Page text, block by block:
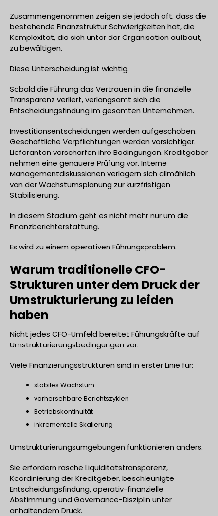
Zusammengenommen zeigen sie jedoch oft, dass die
bestehende Finanzstruktur Schwierigkeiten hat, die
Komplexität, die sich unter der Organisation aufbaut,
zu bewältigen.
Diese Unterscheidung ist wichtig.
Sobald die Führung das Vertrauen in die finanzielle
Transparenz verliert, verlangsamt sich die
Entscheidungsfindung im gesamten Unternehmen.
Investitionsentscheidungen werden aufgeschoben.
Geschäftliche Verpflichtungen werden vorsichtiger.
Lieferanten verschärfen ihre Bedingungen. Kreditgeber
nehmen eine genauere Prüfung vor. Interne
Managementdiskussionen verlagern sich allmählich
von der Wachstumsplanung zur kurzfristigen
Stabilisierung.
In diesem Stadium geht es nicht mehr nur um die
Finanzberichterstattung.
Es wird zu einem operativen Führungsproblem.
Warum traditionelle CFO-
Strukturen unter dem Druck der
Umstrukturierung zu leiden
haben
Nicht jedes CFO-Umfeld bereitet Führungskräfte auf
Umstrukturierungsbedingungen vor.
Viele Finanzierungsstrukturen sind in erster Linie für:
stabiles Wachstum
vorhersehbare Berichtszyklen
Betriebskontinuität
inkrementelle Skalierung
Umstrukturierungsumgebungen funktionieren anders.
Sie erfordern rasche Liquiditätstransparenz,
Koordinierung der Kreditgeber, beschleunigte
Entscheidungsfindung, operativ-finanzielle
Abstimmung und Governance-Disziplin unter
anhaltendem Druck.